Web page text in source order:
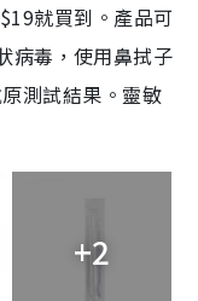
就買到。產品可
病毒，使用鼻拭子
測試結果。靈敏
+2